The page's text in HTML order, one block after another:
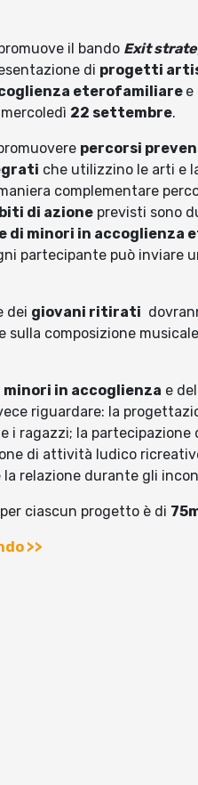
il bando Exit
di progetti
eterofamiliare e
22 settembre.
percorsi
che utilizzino le arti e
complementare
di azione previsti sono
di minori in accoglienza
partecipante può inviare
dei giovani ritirati
sulla composizione
minori in accoglienza e
riguardare: la
i ragazzi; la
di attività ludico
relazione durante gli
ciascun progetto è di
>>